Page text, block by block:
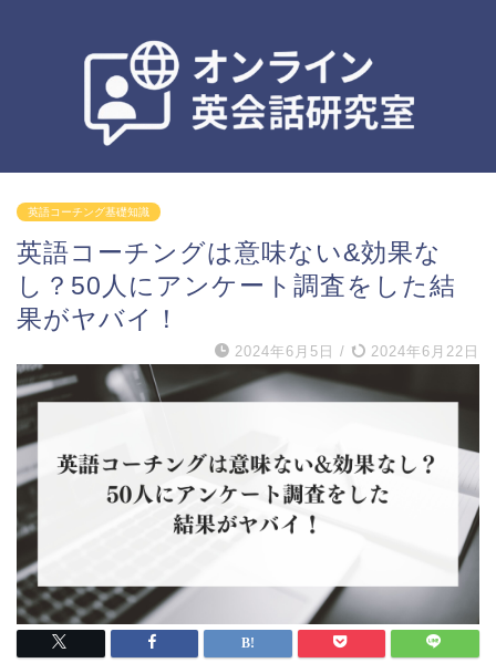
英語コーチング基礎知識
英語コーチングは意味ない&効果な
し？50人にアンケート調査をした結
果がヤバイ！
2024年6月5日 / 2024年6月22日